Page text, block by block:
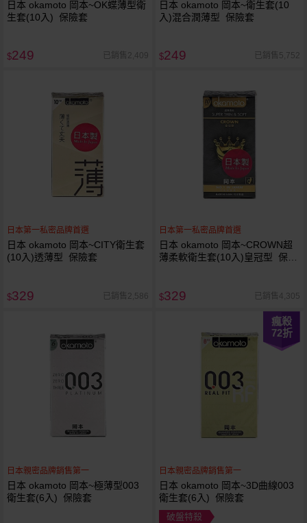
日本 okamoto 岡本~OK蝶薄型衛
生套(10入) 保險套
$249 已銷售2,409
日本 okamoto 岡本~衛生套(10
入)混合潤薄型 保險套
$249 已銷售5,752
日本第一私密品牌首選
日本 okamoto 岡本~CITY衛生套
(10入)透薄型 保險套
$329 已銷售2,586
日本第一私密品牌首選
日本 okamoto 岡本~CROWN超
薄柔軟衛生套(10入)皇冠型 保險
$329 已銷售4,305
日本親密品牌銷售第一
日本 okamoto 岡本~極薄型003
衛生套(6入) 保險套
瘋殺
72折
日本親密品牌銷售第一
日本 okamoto 岡本~3D曲線003
衛生套(6入) 保險套
破盤特殺